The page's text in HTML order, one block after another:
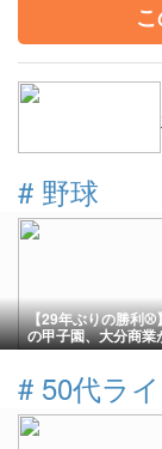
# 野球
【29年ぶりの勝利⚾
の甲子園、大分商業
本文理に逆転勝利！
権
# 50代ラ